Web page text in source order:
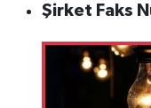
Şirket Faks